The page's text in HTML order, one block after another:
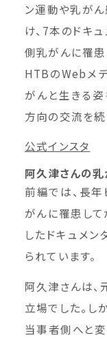
ン運動や乳が
け、7本のドキ
側乳がんに罹患
HTBのWebメ
がんと生きる
方向の交流を続
公式インスタ
阿久津さんの乳
前編では、長
がんに罹患し
したドキュメ
られています。
阿久津さんは
立場でした。し
当事者側へと変